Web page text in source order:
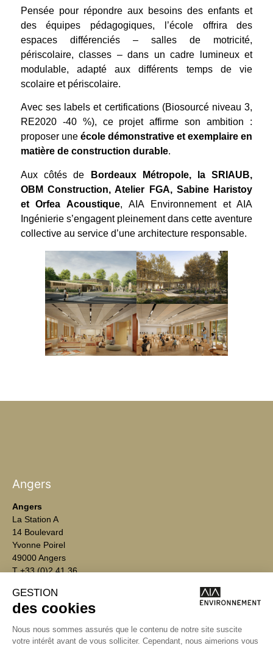
Pensée pour répondre aux besoins des enfants et
des équipes pédagogiques, l’école offrira des
espaces différenciés – salles de motricité,
périscolaire, classes – dans un cadre lumineux et
modulable, adapté aux différents temps de vie
scolaire et périscolaire.
Avec ses labels et certifications (Biosourcé niveau 3,
RE2020 -40 %), ce projet affirme son ambition :
proposer une école démonstrative et exemplaire en
matière de construction durable.
Aux côtés de
Bordeaux Métropole, la SRIAUB,
OBM Construction, Atelier FGA, Sabine Haristoy
et Orfea Acoustique, AIA Environnement et AIA
Ingénierie s’engagent pleinement dans cette aventure
collective au service d’une architecture responsable.
Angers
Bordeaux
Angers
La Station A
14 Boulevard
Yvonne Poirel
49000 Angers
T +33 (0)2 41 36
Écrire
environnement@aialifedesigners.fr